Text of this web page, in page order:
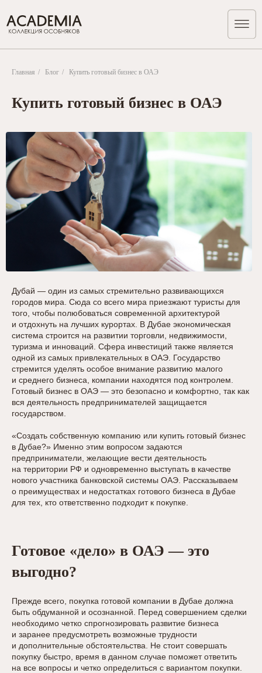
Главная / Блог / Купить готовый бизнес в ОАЭ
Купить готовый бизнес в ОАЭ
Дубай — один из самых стремительно развивающихся
городов мира. Сюда со всего мира приезжают туристы для
того, чтобы полюбоваться современной архитектурой
и отдохнуть на лучших курортах. В Дубае экономическая
система строится на развитии торговли, недвижимости,
туризма и инноваций. Сфера инвестиций также является
одной из самых привлекательных в ОАЭ. Государство
стремится уделять особое внимание развитию малого
и среднего бизнеса, компании находятся под контролем.
Готовый бизнес в ОАЭ — это безопасно и комфортно, так как
вся деятельность предпринимателей защищается
государством.
«Создать собственную компанию или купить готовый бизнес
в Дубае?» Именно этим вопросом задаются
предприниматели, желающие вести деятельность
на территории РФ и одновременно выступать в качестве
нового участника банковской системы ОАЭ. Рассказываем
о преимуществах и недостатках готового бизнеса в Дубае
для тех, кто ответственно подходит к покупке.
Готовое «дело» в ОАЭ — это
выгодно?
Прежде всего, покупка готовой компании в Дубае должна
быть обдуманной и осознанной. Перед совершением сделки
необходимо четко спрогнозировать развитие бизнеса
и заранее предусмотреть возможные трудности
и дополнительные обстоятельства. Не стоит совершать
покупку быстро, время в данном случае поможет ответить
на все вопросы и четко определиться с вариантом покупки.